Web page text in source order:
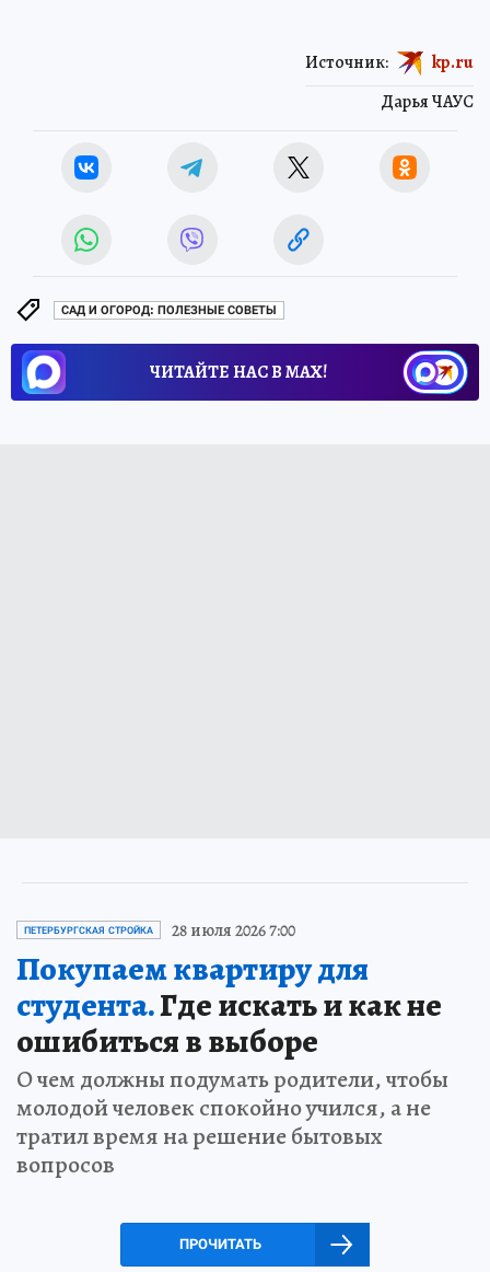
Дарья ЧАУС
Источник: kp.ru
САД И ОГОРОД: ПОЛЕЗНЫЕ СОВЕТЫ
ЧИТАЙТЕ НАС В МАХ!
ПЕТЕРБУРГСКАЯ СТРОЙКА 28 июля 2026 7:00
Покупаем квартиру для
студента.Где искать и как не
ошибиться в выборе
О чем должны подумать родители, чтобы
молодой человек спокойно учился, а не
тратил время на решение бытовых
вопросов
ПРОЧИТАТЬ